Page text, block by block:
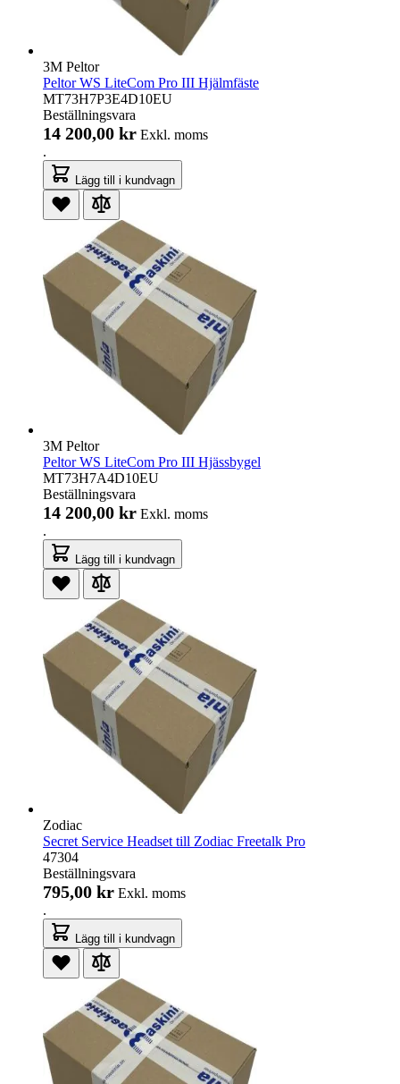
3M Peltor
Peltor WS LiteCom Pro III Hjälmfäste
MT73H7P3E4D10EU
Beställningsvara
14 200,00 kr Exkl. moms
.
Lägg till i kundvagn
3M Peltor
Peltor WS LiteCom Pro III Hjässbygel
MT73H7A4D10EU
Beställningsvara
14 200,00 kr Exkl. moms
.
Lägg till i kundvagn
Zodiac
Secret Service Headset till Zodiac Freetalk Pro
47304
Beställningsvara
795,00 kr Exkl. moms
.
Lägg till i kundvagn